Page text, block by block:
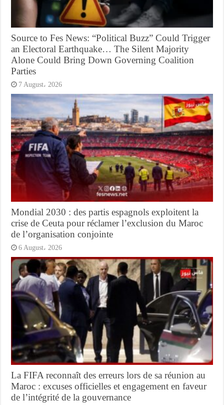
Source to Fes News: “Political Buzz” Could Trigger
an Electoral Earthquake… The Silent Majority
Alone Could Bring Down Governing Coalition
Parties
7 August، 2026
Mondial 2030 : des partis espagnols exploitent la
crise de Ceuta pour réclamer l’exclusion du Maroc
de l’organisation conjointe
6 August، 2026
La FIFA reconnaît des erreurs lors de sa réunion au
Maroc : excuses officielles et engagement en faveur
de l’intégrité de la gouvernance